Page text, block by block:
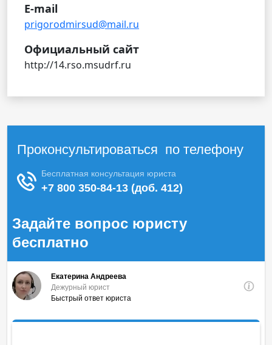
E-mail
prigorodmirsud@mail.ru
Официальный сайт
http://14.rso.msudrf.ru